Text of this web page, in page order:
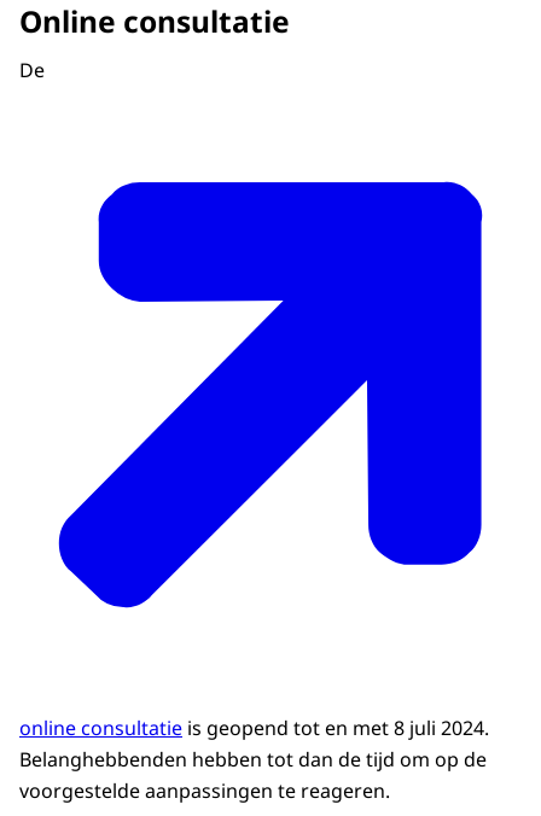
Online consultatie
De
online consultatie is geopend tot en met 8 juli 2024.
Belanghebbenden hebben tot dan de tijd om op de
voorgestelde aanpassingen te reageren.